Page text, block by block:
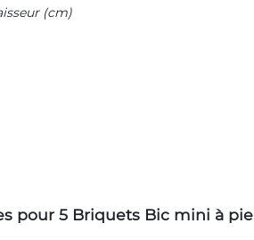
(cm)
pour 5 Briquets Bic mini à